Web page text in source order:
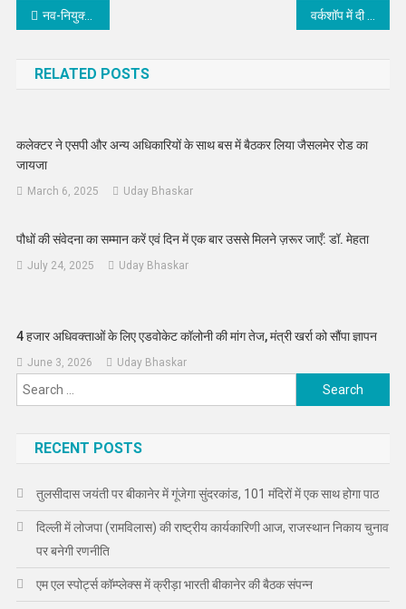
Post
नव-नियुक्त प्राचार्य डॉ संजीव जैन का ईसीबी अशैक्षणिक कर्मचारी संघ (भामसं) ने किया अभिनंदन
RELATED POSTS
कलेक्टर ने एसपी और अन्य अधिकारियों के साथ बस में बैठकर लिया जैसलमेर रोड का
जायजा
March 6, 2025 Uday Bhaskar
पौधों की संवेदना का सम्मान करें एवं दिन में एक बार उससे मिलने ज़रूर जाएँ: डॉ. मेहता
July 24, 2025 Uday Bhaskar
4 हजार अधिवक्ताओं के लिए एडवोकेट कॉलोनी की मांग तेज, मंत्री खर्रा को सौंपा ज्ञापन
June 3, 2026 Uday Bhaskar
Search
for:
RECENT POSTS
तुलसीदास जयंती पर बीकानेर में गूंजेगा सुंदरकांड, 101 मंदिरों में एक साथ होगा पाठ
दिल्ली में लोजपा (रामविलास) की राष्ट्रीय कार्यकारिणी आज, राजस्थान निकाय चुनाव
पर बनेगी रणनीति
एम एल स्पोर्ट्स कॉम्प्लेक्स में क्रीड़ा भारती बीकानेर की बैठक संपन्न